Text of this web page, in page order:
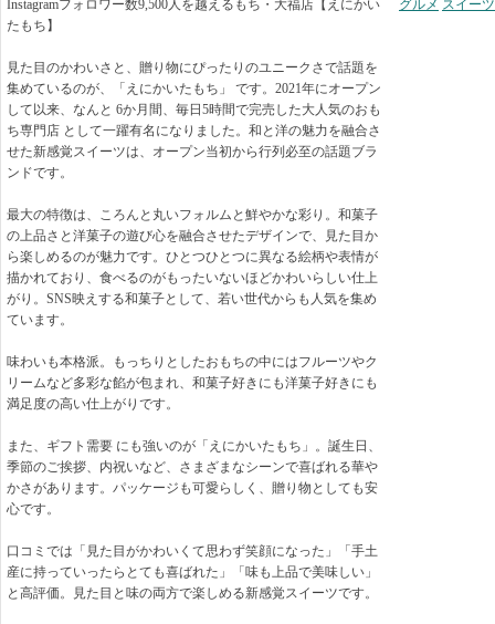
Instagramフォロワー数9,500人を越えるもち・大福店【えにかい
たもち】
見た目のかわいさと、贈り物にぴったりのユニークさで話題を
集めているのが、「えにかいたもち」 です。2021年にオープン
して以来、なんと 6か月間、毎日5時間で完売した大人気のおも
ち専門店 として一躍有名になりました。和と洋の魅力を融合さ
せた新感覚スイーツは、オープン当初から行列必至の話題ブラ
ンドです。
最大の特徴は、ころんと丸いフォルムと鮮やかな彩り。和菓子
の上品さと洋菓子の遊び心を融合させたデザインで、見た目か
ら楽しめるのが魅力です。ひとつひとつに異なる絵柄や表情が
描かれており、食べるのがもったいないほどかわいらしい仕上
がり。SNS映えする和菓子として、若い世代からも人気を集め
ています。
味わいも本格派。もっちりとしたおもちの中にはフルーツやク
リームなど多彩な餡が包まれ、和菓子好きにも洋菓子好きにも
満足度の高い仕上がりです。
また、ギフト需要 にも強いのが「えにかいたもち」。誕生日、
季節のご挨拶、内祝いなど、さまざまなシーンで喜ばれる華や
かさがあります。パッケージも可愛らしく、贈り物としても安
心です。
口コミでは「見た目がかわいくて思わず笑顔になった」「手土
産に持っていったらとても喜ばれた」「味も上品で美味しい」
と高評価。見た目と味の両方で楽しめる新感覚スイーツです。
グルメ スイーツ